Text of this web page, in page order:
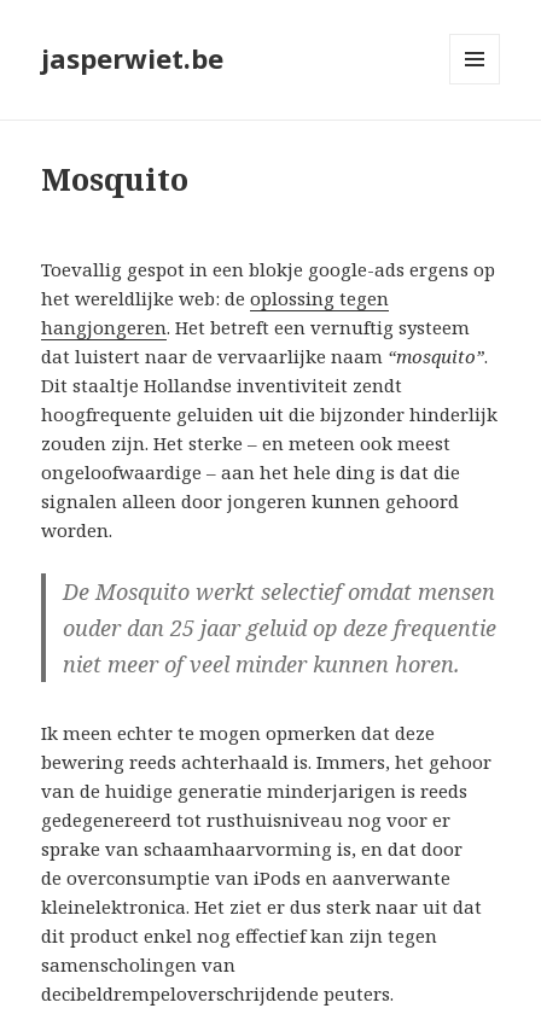
jasperwiet.be
Mosquito
Toevallig gespot in een blokje google-ads ergens op
het wereldlijke web: deoplossing tegen
hangjongeren. Het betreft een vernuftig systeem
dat luistert naar de vervaarlijke naam “mosquito”.
Dit staaltje Hollandse inventiviteit zendt
hoogfrequente geluiden uit die bijzonder hinderlijk
zouden zijn. Het sterke – en meteen ook meest
ongeloofwaardige – aan het hele ding is dat die
signalen alleen door jongeren kunnen gehoord
worden.
De Mosquito werkt selectief omdat mensen
ouder dan 25 jaar geluid op deze frequentie
niet meer of veel minder kunnen horen.
Ik meen echter te mogen opmerken dat deze
bewering reeds achterhaald is. Immers, het gehoor
van de huidige generatie minderjarigen is reeds
gedegenereerd tot rusthuisniveau nog voor er
sprake van schaamhaarvorming is, en dat door
de overconsumptie van iPods en aanverwante
kleinelektronica. Het ziet er dus sterk naar uit dat
dit product enkel nog effectief kan zijn tegen
samenscholingen van
decibeldrempeloverschrijdende peuters.